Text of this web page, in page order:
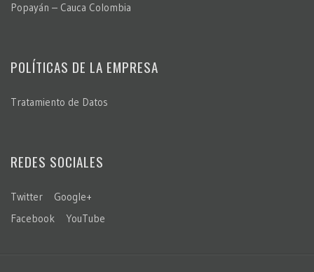
Popayán – Cauca Colombia
POLÍTICAS DE LA EMPRESA
Tratamiento de Datos
REDES SOCIALES
Twitter
Google+
Facebook
YouTube